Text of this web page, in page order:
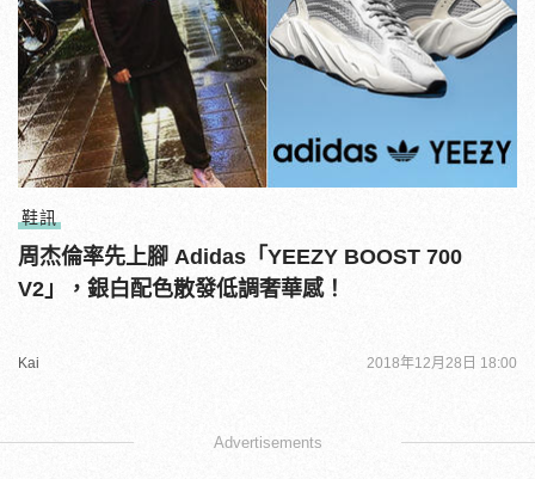
鞋訊
周杰倫率先上腳 Adidas「YEEZY BOOST 700
V2」，銀白配色散發低調奢華感！
Kai 2018年12月28日 18:00
Advertisements